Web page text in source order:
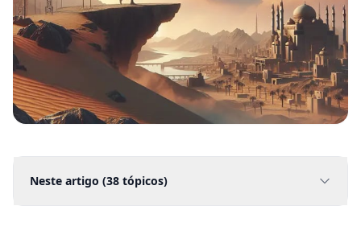
Neste artigo (38 tópicos)